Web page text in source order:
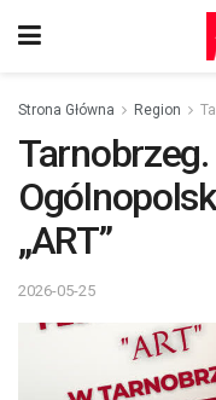
Strona Główna Region
„ART”
2026-05-25